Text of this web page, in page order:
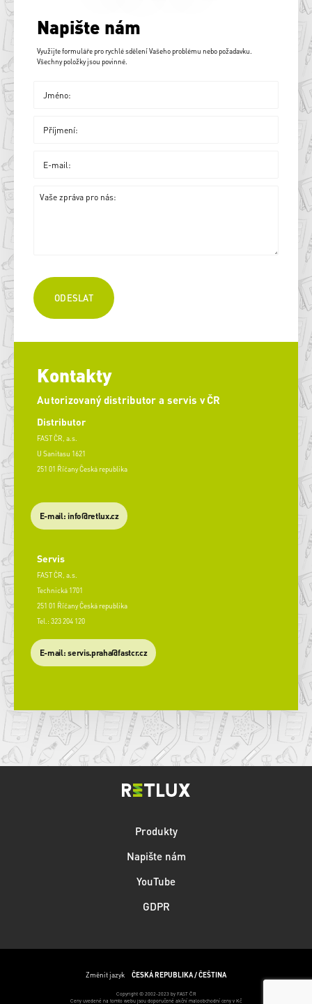
Napište nám
Využijte formuláře pro rychlé sdělení Vašeho problému nebo požadavku.
Všechny položky jsou povinné.
Kontakty
Autorizovaný distributor a servis v ČR
Distributor
FAST ČR, a.s.
U Sanitasu 1621
251 01 Říčany Česká republika
E-mail: info@retlux.cz
Servis
FAST ČR, a.s.
Technická 1701
251 01 Říčany Česká republika
Tel.: 323 204 120
​E-mail: servis.praha@fastcr.cz
Produkty
Napište nám
YouTube
GDPR
Změnit jazyk ČESKÁ REPUBLIKA / ČEŠTINA
Copyright © 2002-2023 by FAST ČR
Ceny uvedené na tomto webu jsou doporučené akční maloobchodní ceny v Kč